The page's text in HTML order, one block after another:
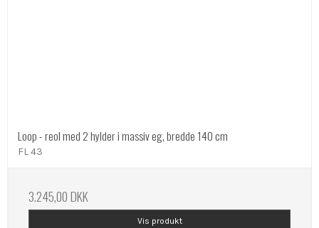
Loop - reol med 2 hylder i massiv eg, bredde 140 cm
FL 43
3.245,00 DKK
Vis produkt